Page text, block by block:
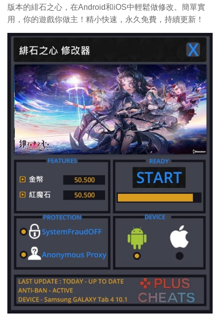
版本的緋石之心，在Android和iOS中輕鬆做修改。簡單實
用，你的遊戲你做主！精小快速，永久免費，持續更新！